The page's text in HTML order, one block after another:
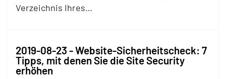
Verzeichnis Ihres…
2019-08-23 - Website-Sicherheitscheck: 7
Tipps, mit denen Sie die Site Security
erhöhen